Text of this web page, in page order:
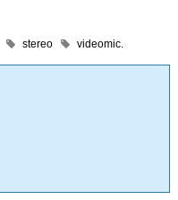
stereo videomic.